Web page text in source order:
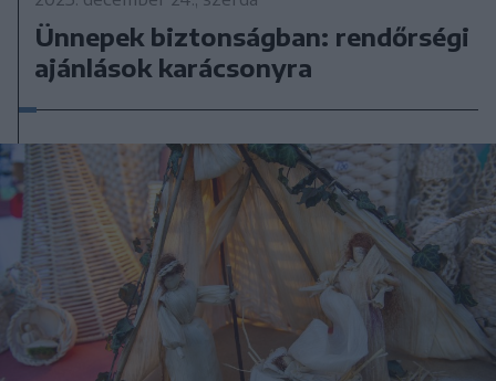
Ünnepek biztonságban: rendőrségi
ajánlások karácsonyra